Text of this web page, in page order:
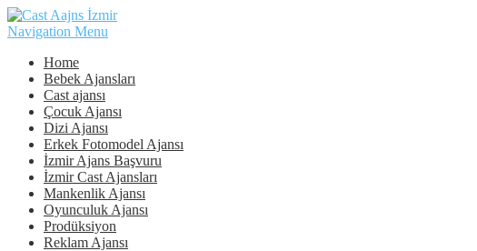
Navigation Menu
Home
Bebek Ajansları
Cast ajansı
Çocuk Ajansı
Dizi Ajansı
Erkek Fotomodel Ajansı
İzmir Ajans Başvuru
İzmir Cast Ajansları
Mankenlik Ajansı
Oyunculuk Ajansı
Prodüksiyon
Reklam Ajansı